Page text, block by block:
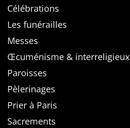
Célébrations
Les funérailles
Messes
Œcuménisme & interreligieux
Paroisses
Pèlerinages
Prier à Paris
Sacrements